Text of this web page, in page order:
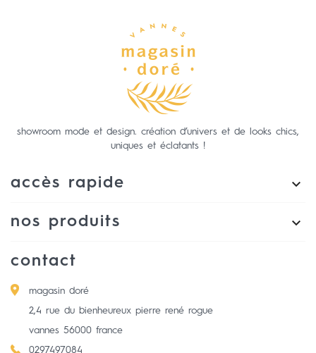
showroom mode et design. création d’univers et de looks chics,
uniques et éclatants !
accès rapide 
nos produits 
contact
magasin doré
2,4 rue du bienheureux pierre rené rogue
vannes 56000 france
0297497084